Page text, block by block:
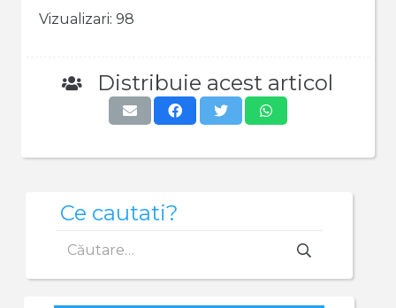
Vizualizari: 98
Distribuie acest articol
Ce cautati?
după: